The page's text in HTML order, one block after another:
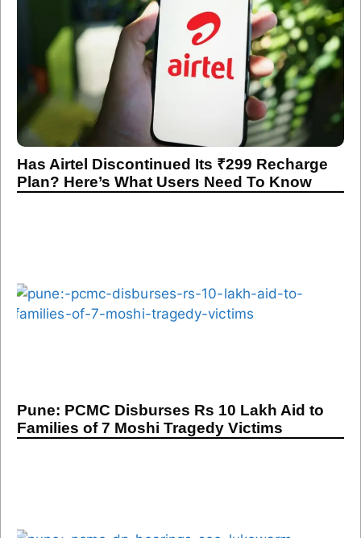
Has Airtel Discontinued Its ₹299 Recharge
Plan? Here’s What Users Need To Know
Pune: PCMC Disburses Rs 10 Lakh Aid to
Families of 7 Moshi Tragedy Victims